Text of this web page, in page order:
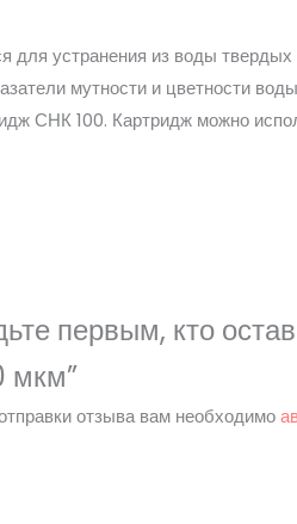
для устранения из воды
мутности и цветности
СНК 100. Картридж можно
первым, кто
мкм”
отзыва вам необходимо